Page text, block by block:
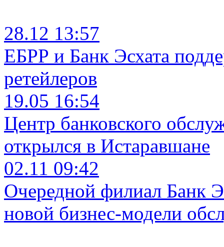
28.12 13:57
ЕБРР и Банк Эсхата
ретейлеров
19.05 16:54
Центр банковского
открылся в Истаравшане
02.11 09:42
Очередной филиал Банк
новой бизнес-модели